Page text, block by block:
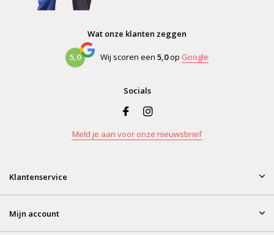
Wat onze klanten zeggen
5,0 Wij scoren een 5,0op Google
Socials
Meld je aan voor onze nieuwsbrief
Klantenservice
Mijn account